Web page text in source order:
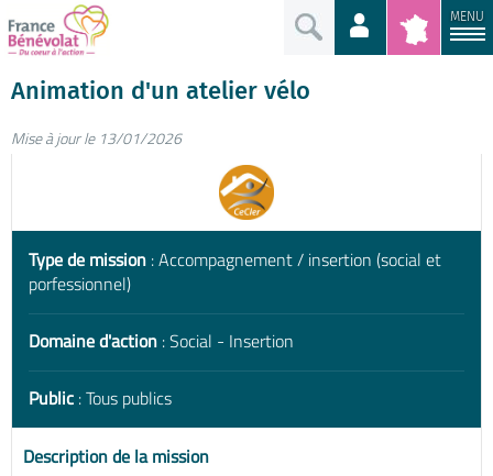
MENU
Animation d'un atelier vélo
Mise à jour le 13/01/2026
Type de mission : Accompagnement / insertion (social et
porfessionnel)
Domaine d'action : Social - Insertion
Public : Tous publics
Description de la mission